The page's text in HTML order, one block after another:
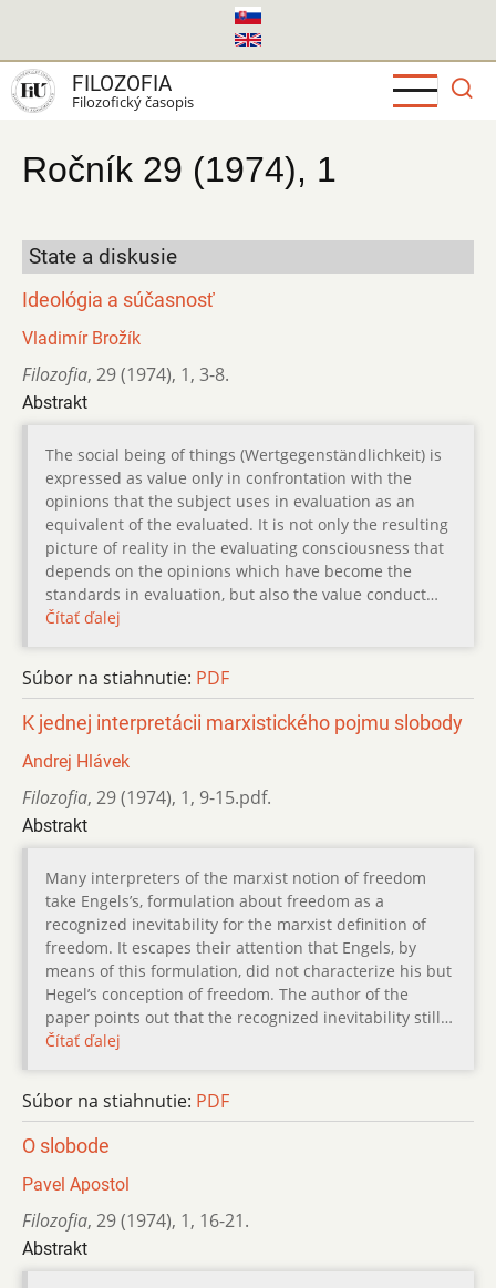
hlavný
obsah
FILOZOFIA
Filozofický časopis
Ročník 29 (1974), 1
State a diskusie
Ideológia a súčasnosť
Vladimír Brožík
Filozofia, 29 (1974), 1, 3-8.
Abstrakt
The social being of things (Wertgegenständlichkeit) is
expressed as value only in confrontation with the
opinions that the subject uses in evaluation as an
equivalent of the evaluated. It is not only the resulting
picture of reality in the evaluating consciousness that
depends on the opinions which have become the
standards in evaluation, but also the value conduct…
Čítať ďalej
Súbor na stiahnutie: PDF
K jednej interpretácii marxistického pojmu slobody
Andrej Hlávek
Filozofia, 29 (1974), 1, 9-15.pdf.
Abstrakt
Many interpreters of the marxist notion of freedom
take Engels’s, formulation about freedom as a
recognized inevitability for the marxist definition of
freedom. It escapes their attention that Engels, by
means of this formulation, did not characterize his but
Hegel’s conception of freedom. The author of the
paper points out that the recognized inevitability still…
Čítať ďalej
Súbor na stiahnutie: PDF
O slobode
Pavel Apostol
Filozofia, 29 (1974), 1, 16-21.
Abstrakt